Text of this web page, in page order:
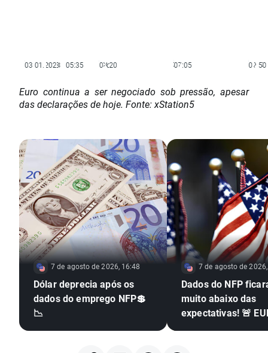
Euro continua a ser negociado sob pressão, apesar
das declarações de hoje. Fonte: xStation5
7 de agosto de 2026, 16:48
Dólar deprecia após os
dados do emprego NFP💲
📉
7 de agosto de
Dados do NFP
muito abaixo das
expectativas! 🚨